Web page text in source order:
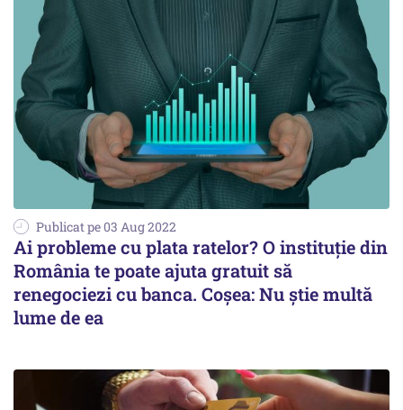
Publicat pe 03 Aug 2022
Ai probleme cu plata ratelor? O instituţie din
România te poate ajuta gratuit să
renegociezi cu banca. Coşea: Nu ştie multă
lume de ea